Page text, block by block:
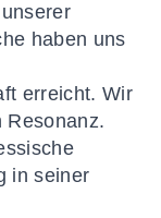
haben uns
erreicht. Wir
Resonanz.
in seiner